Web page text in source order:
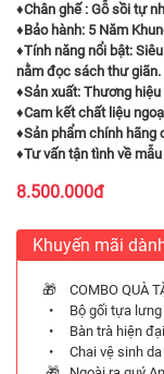
♦️Chân ghế : Gỗ sồi tự
♦️Bảo hành: 5 Năm
♦️Tính năng nổi bật:
nằm đọc sách thư giãn.
♦️Sản xuất: Thương
♦️Cam kết chất liệu
♦️Sản phẩm chính hãng
♦️Tư vấn tận tình về
8.500.000đ
Khuyến mãi
🎁 COMBO QUÀ
• Bộ gối tựa lưng
• Bàn trà hiện
• Chai vệ sinh da